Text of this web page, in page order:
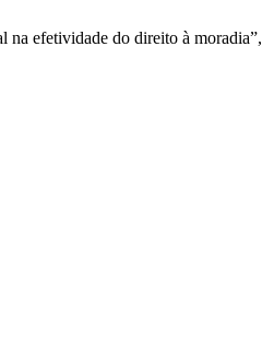
na efetividade do direito à moradia”,